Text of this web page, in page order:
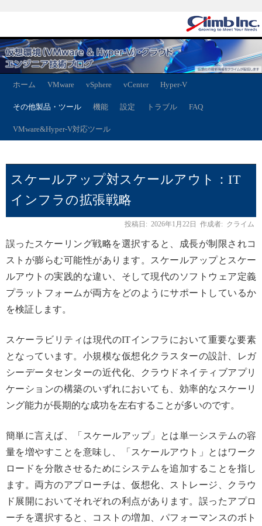
ホーム VMware vSphere vCenter Hyper-V
その他製品・ツール 機能 設定 トラブル FAQ
VMware&Hyper-V対応ツール
スケールアップ対スケールアウト：IT
インフラの拡張戦略
投稿日: 2026年1月22日 作成者: クライム
誤ったスケーリング戦略を選択すると、成長が制限されコ
ストが膨らむ可能性があります。スケールアップとスケー
ルアウトの実践的な違い、そして現代のソフトウェア定義
プラットフォームが両方をどのようにサポートしているか
を検証します。
スケーラビリティは現代のITインフラにおいて重要な要素
となっています。小規模な仮想化クラスターの設計、レガ
シーデータセンターの近代化、クラウドネイティブアプリ
ケーションの構築のいずれにおいても、効率的なスケーリ
ング能力が長期的な成功を左右することが多いのです。
簡単に言えば、「スケールアップ」とは単一システムの容
量を増やすことを意味し、「スケールアウト」とはワーク
ロードを分散させるためにシステムを追加することを指し
ます。両方のアプローチは、仮想化、ストレージ、クラウ
ド展開においてそれぞれの利点があります。誤ったアプロ
ーチを選択すると、コストの増加、パフォーマンスのボト